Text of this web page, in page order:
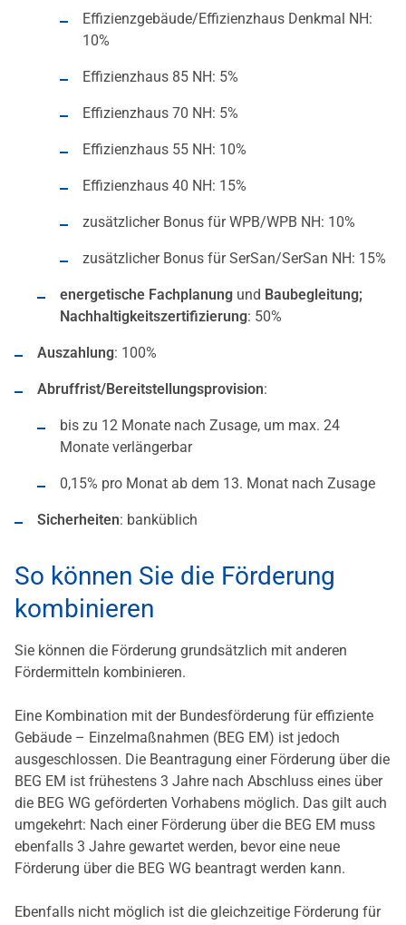
Effizienzgebäude/Effizienzhaus Denkmal NH:
10%
Effizienzhaus 85 NH: 5%
Effizienzhaus 70 NH: 5%
Effizienzhaus 55 NH: 10%
Effizienzhaus 40 NH: 15%
zusätzlicher Bonus für WPB/WPB NH: 10%
zusätzlicher Bonus für SerSan/SerSan NH: 15%
energetische Fachplanung und Baubegleitung;
Nachhaltigkeitszertifizierung: 50%
Auszahlung: 100%
Abruffrist/Bereitstellungsprovision:
bis zu 12 Monate nach Zusage, um max. 24
Monate verlängerbar
0,15% pro Monat ab dem 13. Monat nach Zusage
Sicherheiten: banküblich
So können Sie die Förderung
kombinieren
Sie können die Förderung grundsätzlich mit anderen
Fördermitteln kombinieren.
Eine Kombination mit der Bundesförderung für effiziente
Gebäude – Einzelmaßnahmen (BEG EM) ist jedoch
ausgeschlossen. Die Beantragung einer Förderung über die
BEG EM ist frühestens 3 Jahre nach Abschluss eines über
die BEG WG geförderten Vorhabens möglich. Das gilt auch
umgekehrt: Nach einer Förderung über die BEG EM muss
ebenfalls 3 Jahre gewartet werden, bevor eine neue
Förderung über die BEG WG beantragt werden kann.
Ebenfalls nicht möglich ist die gleichzeitige Förderung für